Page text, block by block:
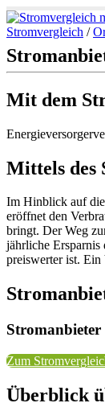
Stromvergleich /
Mit dem
Mittels des
Im Hinblick auf die
eröffnet den
bringt. Der Weg
jährliche Ersparnis
preiswerter ist. Ein
Zum
Überblick